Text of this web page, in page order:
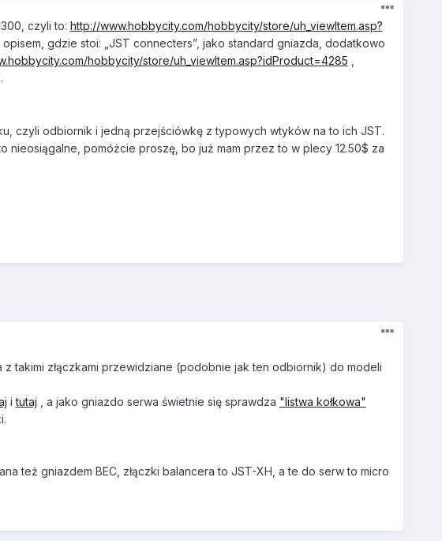
czyli to: http://www.hobbycity.com/hobbycity/store/uh_viewItem.asp?
gdzie stoi: „JST connecters”, jako standard gniazda, dodatkowo
hobbycity/store/uh_viewItem.asp?idProduct=4285
czyli odbiornik i jedną przejściówkę z typowych wtyków na to ich JST.
nieosiągalne, pomóżcie proszę, bo już mam przez to w plecy 12.50$ za
takimi złączkami przewidziane (podobnie jak ten odbiornik) do modeli
itutaj , a jako gniazdo serwa świetnie się sprawdza "listwa kołkowa"
też gniazdem BEC, złączki balancera to JST-XH, a te do serw to micro